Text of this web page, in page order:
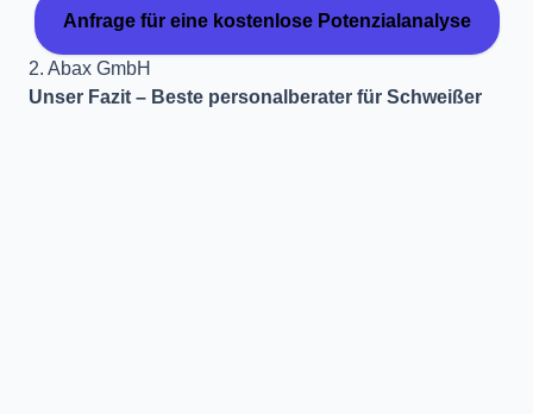
Anfrage für eine kostenlose Potenzialanalyse
2. Abax GmbH
Unser Fazit – Beste personalberater für Schweißer